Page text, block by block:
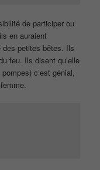
de participer ou
en auraient
des petites bêtes. Ils
feu. Ils disent qu’elle
c’est génial,